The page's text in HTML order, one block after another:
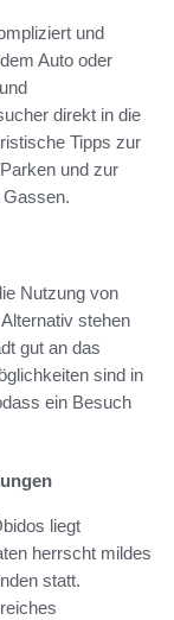
und
Auto oder
direkt in die
Tipps zur
und zur
Nutzung von
stehen
gut an das
sind in
ein Besuch
liegt
herrscht mildes
statt.